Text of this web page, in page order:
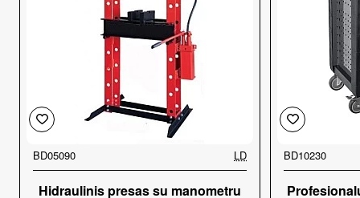
BD05090 LD
Hidraulinis presas su manometru
BD10230